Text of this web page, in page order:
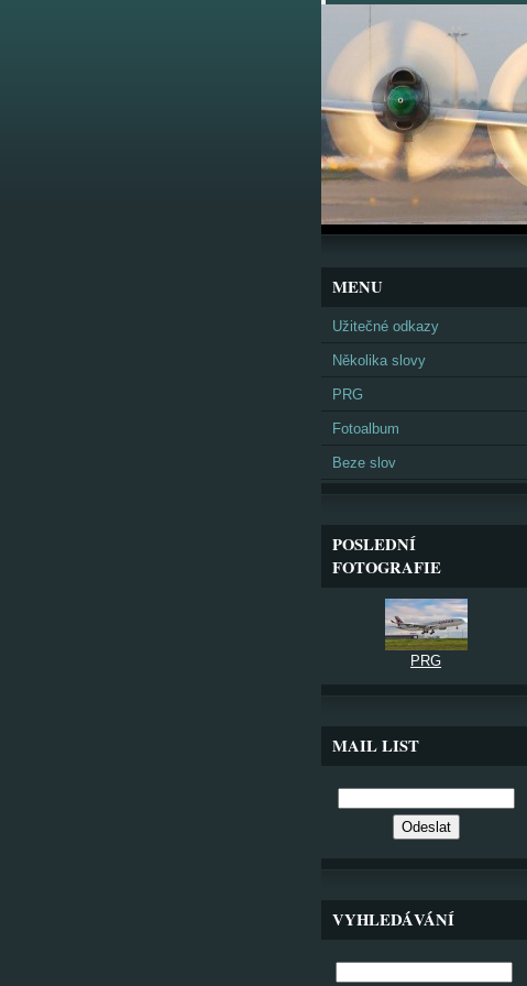
MENU
Užitečné odkazy
Několika slovy
PRG
Fotoalbum
Beze slov
POSLEDNÍ
FOTOGRAFIE
PRG
MAIL LIST
VYHLEDÁVÁNÍ